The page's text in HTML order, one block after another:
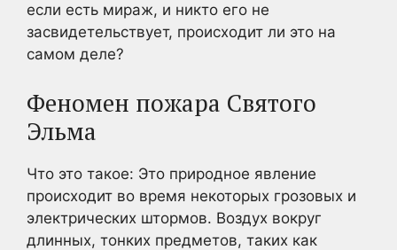
если есть мираж, и никто его не
засвидетельствует, происходит ли это на
самом деле?
Феномен пожара Святого
Эльма
Что это такое: Это природное явление
происходит во время некоторых грозовых и
электрических штормов. Воздух вокруг
длинных, тонких предметов, таких как